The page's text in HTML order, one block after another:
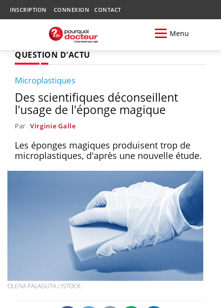
INSCRIPTION CONNEXION CONTACT
Menu
QUESTION D'ACTU
Microplastiques
Des scientifiques déconseillent
l'usage de l'éponge magique
Par Virginie Galle
Les éponges magiques produisent trop de
microplastiques, d'après une nouvelle étude.
OLENA PALAGUTA / ISTOCK.